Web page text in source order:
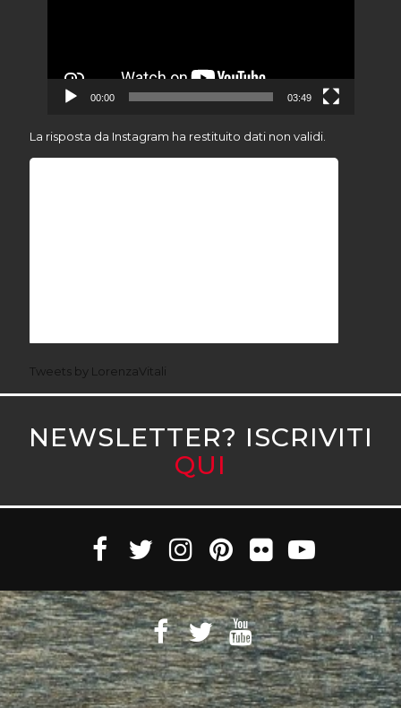
00:00 03:49
La risposta da Instagram ha restituito dati non validi.
Tweets by LorenzaVitali
NEWSLETTER? ISCRIVITI
QUI